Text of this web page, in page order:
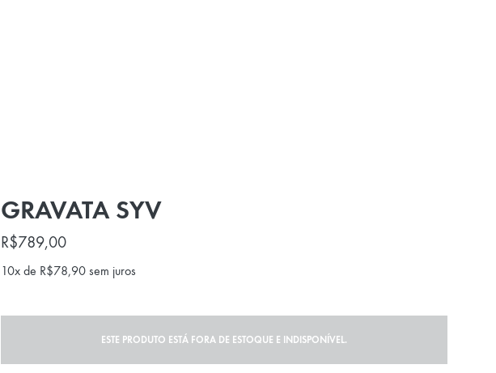
GRAVATA SYV
R$789,00
10x de R$78,90 sem juros
ESTE PRODUTO ESTÁ FORA DE ESTOQUE E INDISPONÍVEL.